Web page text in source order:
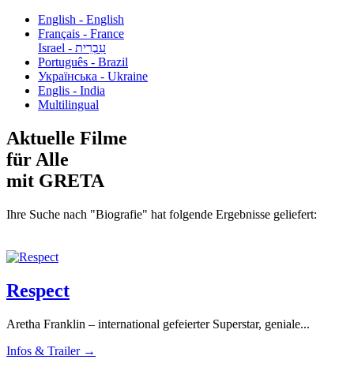
English - English
Français - France
עִבְרִית - Israel
Português - Brazil
Українська - Ukraine
Englis - India
Multilingual
Aktuelle Filme
für Alle
mit GRETA
Ihre Suche nach "Biografie" hat folgende Ergebnisse geliefert:
Respect
Aretha Franklin – international gefeierter Superstar, geniale...
Infos & Trailer →